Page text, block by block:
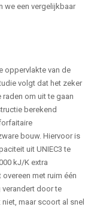
we een vergelijkbaar
oppervlakte van de
volgt dat het zeker
om uit te gaan
berekend
bouw. Hiervoor is
uit UNIEC3 te
kJ/K extra
met ruim één
verandert door te
maar scoort al snel